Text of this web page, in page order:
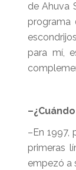
de Ahuva
programa
para mí,
–En
primeras
empezó a